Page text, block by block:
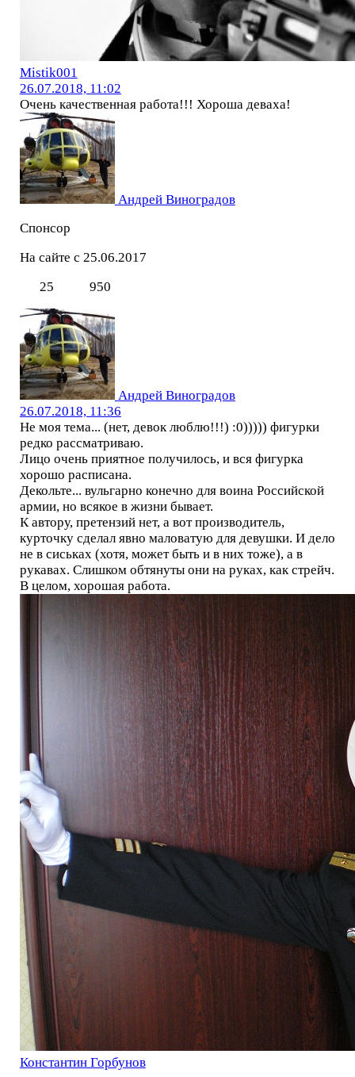
Mistik001
26.07.2018, 11:02
Очень качественная работа!!! Хороша деваха!
Андрей Виноградов
Спонсор
На сайте с 25.06.2017
25
950
Андрей Виноградов
26.07.2018, 11:36
Не моя тема... (нет, девок люблю!!!) :0))))) фигурки
редко рассматриваю.
Лицо очень приятное получилось, и вся фигурка
хорошо расписана.
Декольте... вульгарно конечно для воина Российской
армии, но всякое в жизни бывает.
К автору, претензий нет, а вот производитель,
курточку сделал явно маловатую для девушки. И дело
не в сиськах (хотя, может быть и в них тоже), а в
рукавах. Слишком обтянуты они на руках, как стрейч.
В целом, хорошая работа.
Константин Горбунов